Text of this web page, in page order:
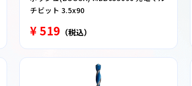
チビット 3.5x90
¥ 519 （税込）